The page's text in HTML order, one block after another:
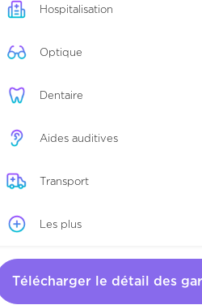
Hospitalisation
Optique
Dentaire
Aides auditives
Transport
Les plus
Télécharger le détail des